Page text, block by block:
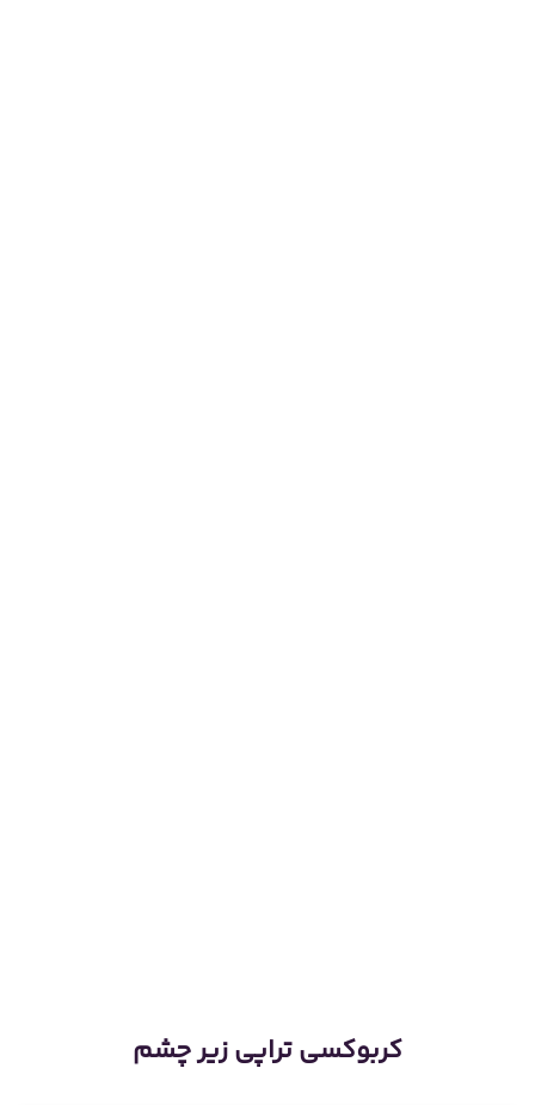
کربوکسی تراپی زیر چشم